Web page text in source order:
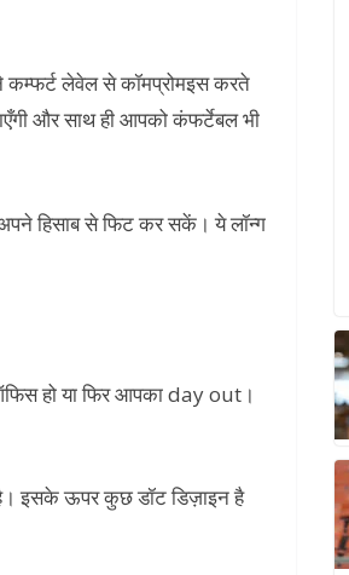
लेवेल से कॉमप्रोमइस करते
और साथ ही आपको कंफर्टेबल भी
हिसाब से फिट कर सकें। ये लॉन्ग
हो या फिर आपका day out।
इसके ऊपर कुछ डॉट डिज़ाइन है